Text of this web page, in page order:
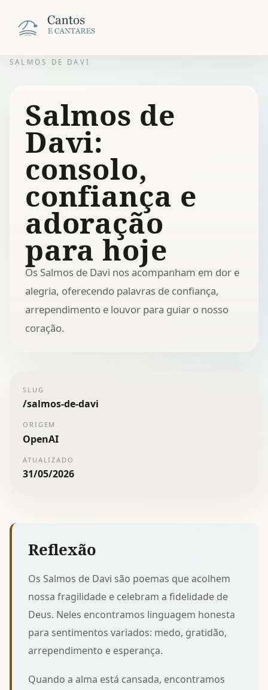
SALMOS DE DAVI
Salmos de
Davi:
consolo,
confiança e
adoração
para hoje
Os Salmos de Davi nos acompanham em dor e
alegria, oferecendo palavras de confiança,
arrependimento e louvor para guiar o nosso
coração.
SLUG
/salmos-de-davi
ORIGEM
OpenAI
ATUALIZADO
31/05/2026
Reflexão
Os Salmos de Davi são poemas que acolhem
nossa fragilidade e celebram a fidelidade de
Deus. Neles encontramos linguagem honesta
para sentimentos variados: medo, gratidão,
arrependimento e esperança.
Quando a alma está cansada, encontramos